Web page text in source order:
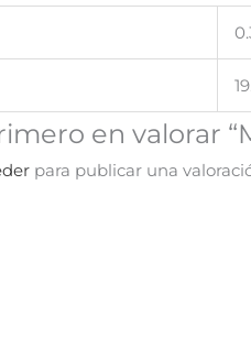
en valorar
para publicar una